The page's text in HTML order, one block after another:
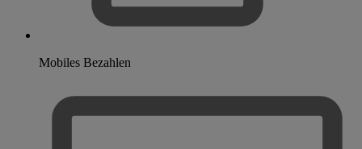
Mobiles Bezahlen